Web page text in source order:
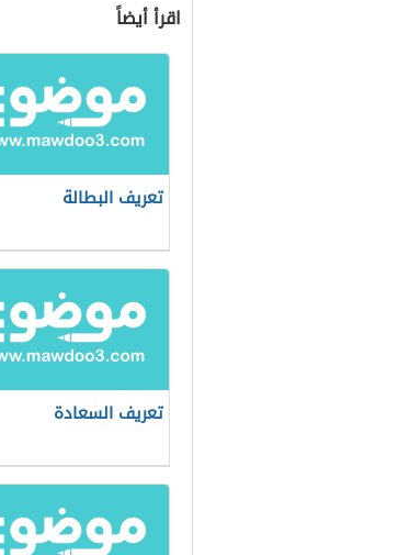
اقرأ أيضاً
تعريف البطالة
تعريف السعادة